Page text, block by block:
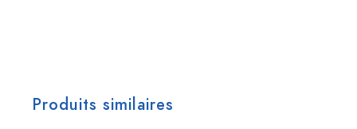
Produits similaires